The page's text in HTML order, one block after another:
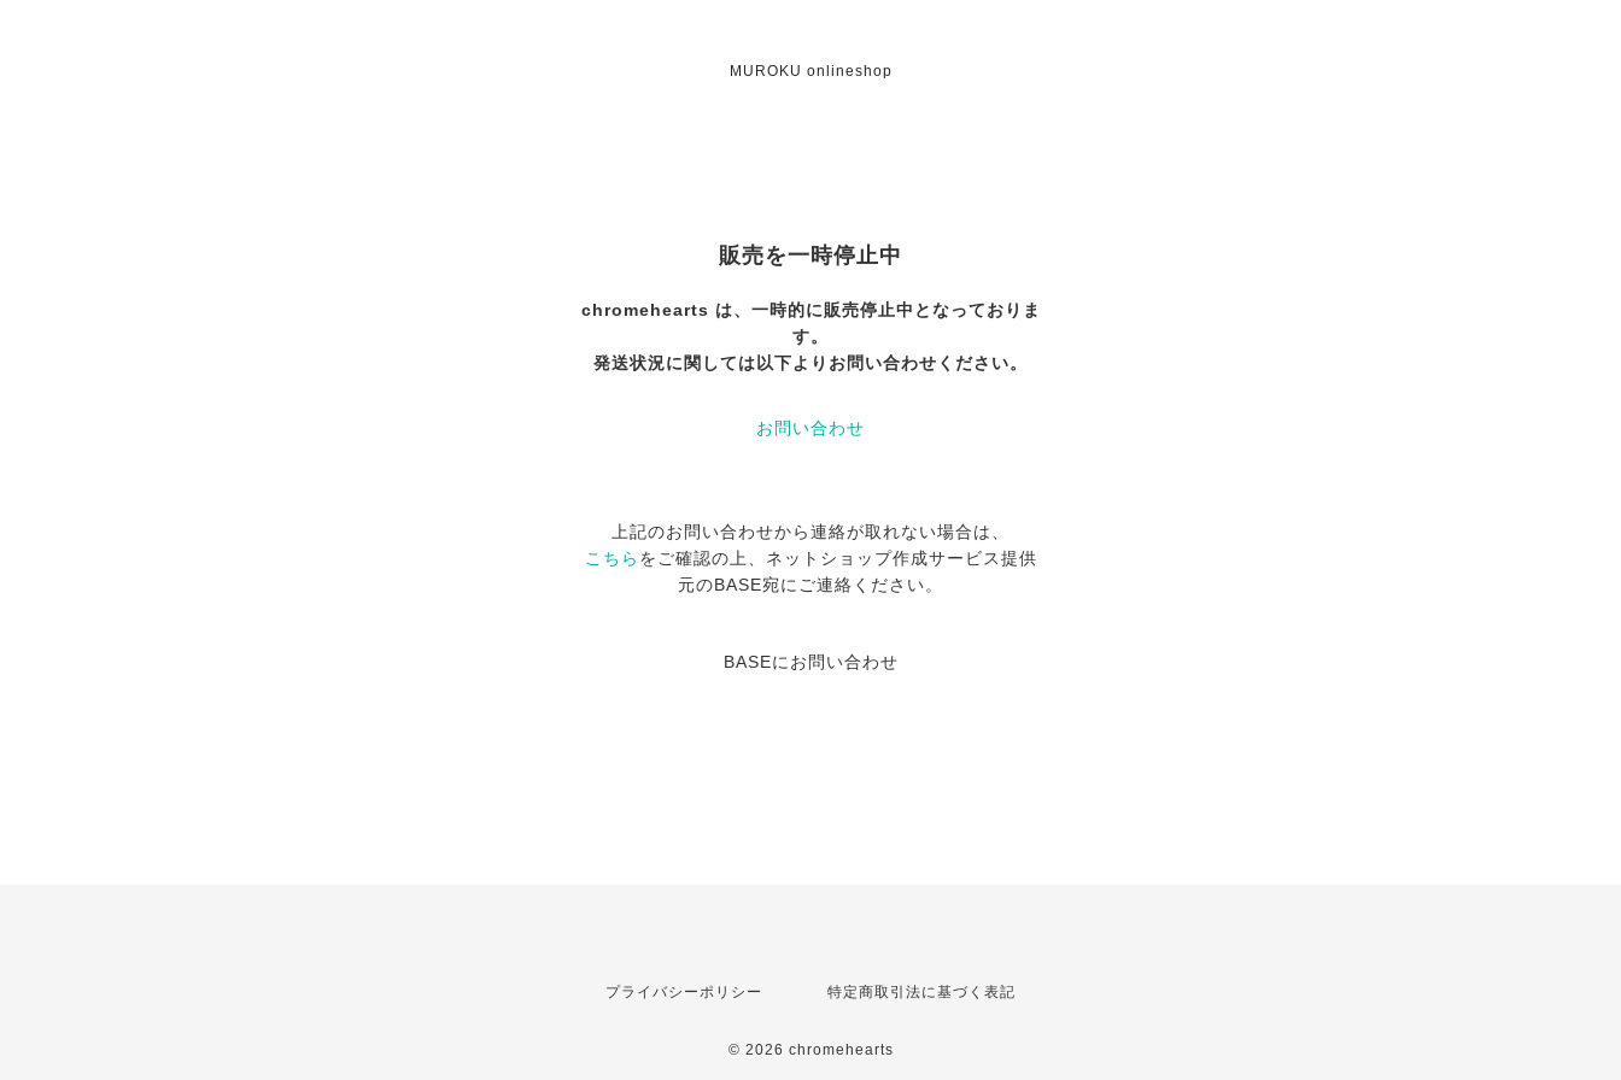
MUROKU onlineshop
販売を一時停止中
chromehearts は、一時的に販売停止中となっておりま
す。
発送状況に関しては以下よりお問い合わせください。
お問い合わせ
上記のお問い合わせから連絡が取れない場合は、
こちら をご確認の上、ネットショップ作成サービス提供
元のBASE宛にご連絡ください。
BASEにお問い合わせ
プライバシーポリシー 特定商取引法に基づく表記
© 2026 chromehearts